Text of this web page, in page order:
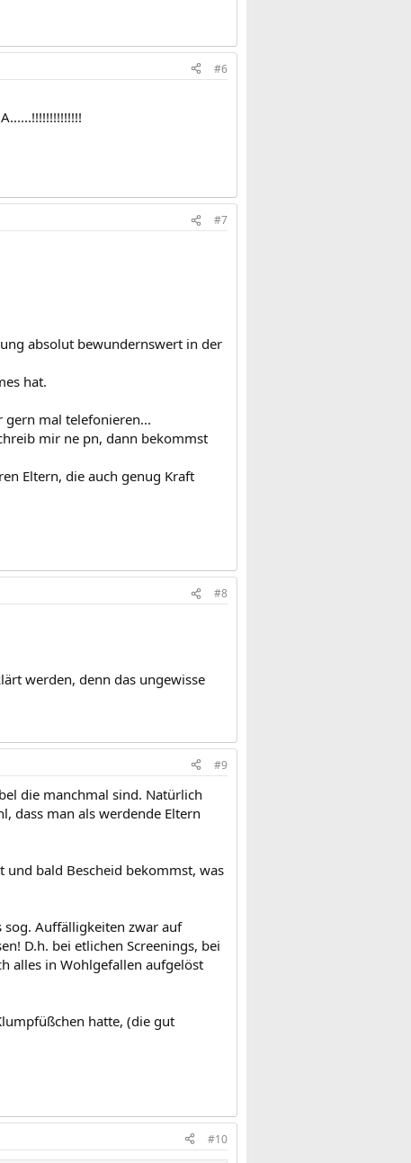
#6
#7
absolut bewundernswert in der
hat.
gern mal telefonieren...
mir ne pn, dann bekommst
Eltern, die auch genug Kraft
#8
werden, denn das ungewisse
#9
die manchmal sind. Natürlich
dass man als werdende Eltern
und bald Bescheid bekommst, was
sog. Auffälligkeiten zwar auf
D.h. bei etlichen Screenings, bei
alles in Wohlgefallen aufgelöst
hatte, (die gut
#10